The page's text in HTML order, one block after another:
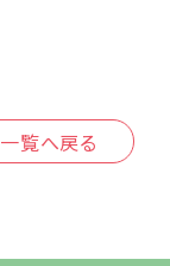
一覧へ戻る